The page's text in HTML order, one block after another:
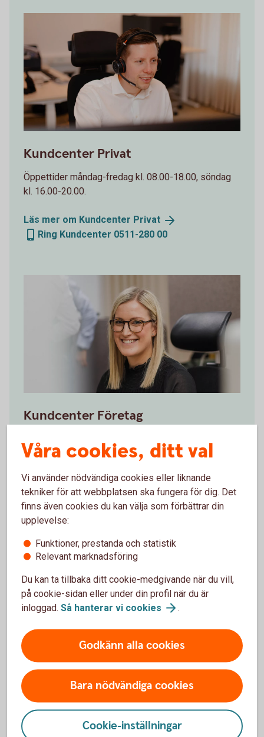
Kundcenter Privat
Öppettider måndag-fredag kl. 08.00-18.00, söndag
kl. 16.00-20.00.
Läs mer om Kundcenter Privat
Ring Kundcenter 0511-280 00
Kundcenter Företag
kl. 16.00-20.00.
Läs mer om KundcenterFöretag
Ring Kundcenter 0511-280 00
Avvikande öppettider
Följande dagar har banken avvikande öppettider:
Om följande dagar infaller en vardag stänger kontoret
klockan 13:00
trettondagsafton
skärtorsdag
valborgsmässoafton
dag före Kristi himmelsfärdsdag
Våra cookies, ditt val
Vi använder nödvändiga cookies eller liknande
tekniker för att webbplatsen ska fungera för dig. Det
finns även cookies du kan välja som förbättrar din
upplevelse:
Funktioner, prestanda och statistik
Relevant marknadsföring
Du kan ta tillbaka ditt cookie-medgivande när du vill,
på cookie-sidan eller under din profil när du är
inloggad. Så hanterar vi cookies .
Godkänn alla cookies
Bara nödvändiga cookies
Cookie-inställningar